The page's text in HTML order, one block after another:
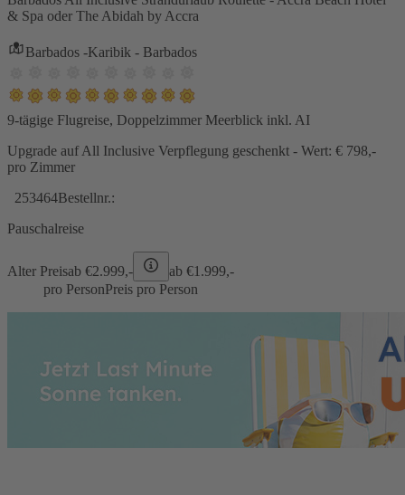
& Spa oder The Abidah by Accra
Barbados -Karibik - Barbados
9-tägige Flugreise, Doppelzimmer Meerblick inkl. AI
Upgrade auf All Inclusive Verpflegung geschenkt - Wert: € 798,-
pro Zimmer
253464Bestellnr.:
Pauschalreise
Alter Preisab €2.999,- ab €1.999,-
pro PersonPreis pro Person